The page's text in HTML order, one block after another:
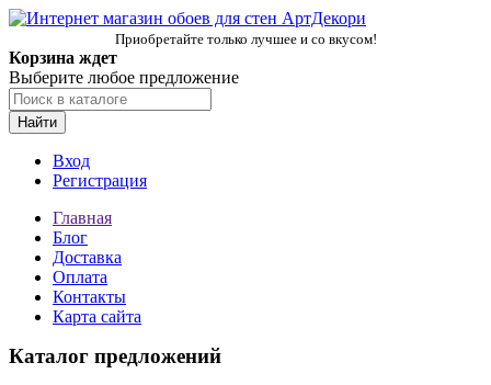
Приобретайте только лучшее и со вкусом!
Корзина ждет
Выберите любое предложение
Найти
Вход
Регистрация
Главная
Блог
Доставка
Оплата
Контакты
Карта сайта
Каталог предложений